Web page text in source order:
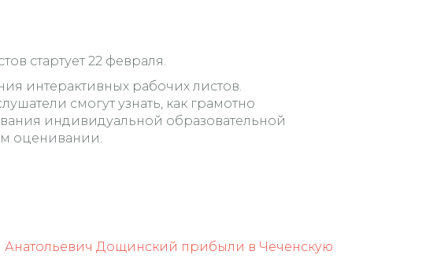
стартует 22 февраля.
интерактивных рабочих листов.
смогут узнать, как грамотно
индивидуальной образовательной
оценивании.
Дощинский прибыли в Чеченскую